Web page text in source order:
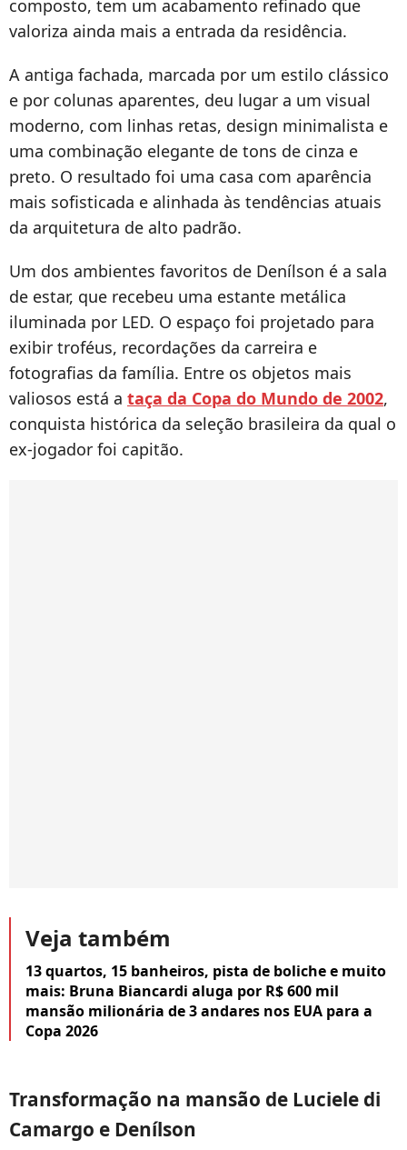
composto, tem um acabamento refinado que
valoriza ainda mais a entrada da residência.
A antiga fachada, marcada por um estilo clássico
e por colunas aparentes, deu lugar a um visual
moderno, com linhas retas, design minimalista e
uma combinação elegante de tons de cinza e
preto. O resultado foi uma casa com aparência
mais sofisticada e alinhada às tendências atuais
da arquitetura de alto padrão.
Um dos ambientes favoritos de Denílson é a sala
de estar, que recebeu uma estante metálica
iluminada por LED. O espaço foi projetado para
exibir troféus, recordações da carreira e
fotografias da família. Entre os objetos mais
valiosos está a taça da Copa do Mundo de 2002,
conquista histórica da seleção brasileira da qual o
ex-jogador foi capitão.
Veja também
13 quartos, 15 banheiros, pista de boliche e muito
mais: Bruna Biancardi aluga por R$ 600 mil
mansão milionária de 3 andares nos EUA para a
Copa 2026
Transformação na mansão de Luciele di
Camargo e Denílson